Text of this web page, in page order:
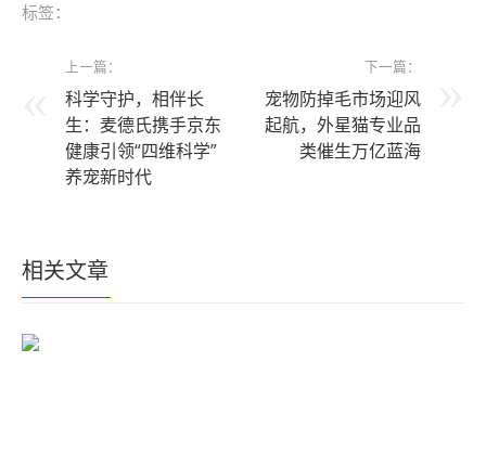
标签：
上一篇：
科学守护，相伴长
生：麦德氏携手京东
健康引领“四维科学”
养宠新时代
下一篇：
宠物防掉毛市场迎风
起航，外星猫专业品
类催生万亿蓝海
相关文章